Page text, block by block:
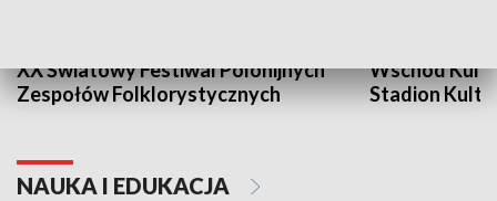
XX Światowy Festiwal Polonijnych
Zespołów Folklorystycznych
Wschód
Stadion
NAUKA I EDUKACJA